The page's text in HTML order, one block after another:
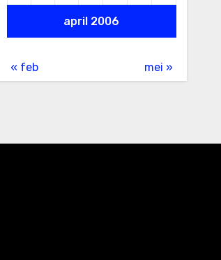
april 2006
« feb mei »